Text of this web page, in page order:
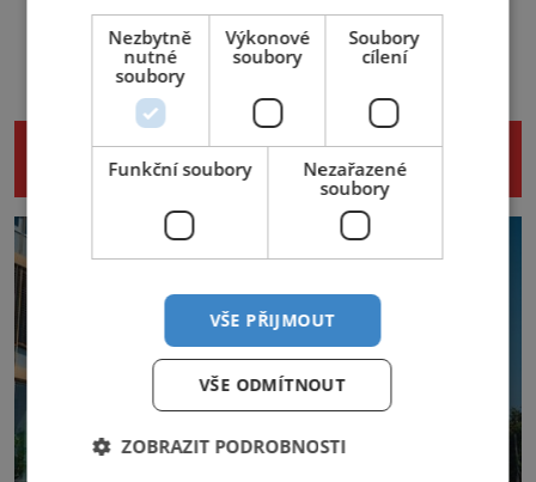
NENECHTE SI UJÍT DALŠÍ ZAJÍMAVÉ
ČLÁNKY
Nezbytně
nutné
soubory
Výkonové
soubory
Soubory
cílení
Funkční soubory
Nezařazené
soubory
VŠE PŘIJMOUT
VŠE ODMÍTNOUT
ZOBRAZIT PODROBNOSTI